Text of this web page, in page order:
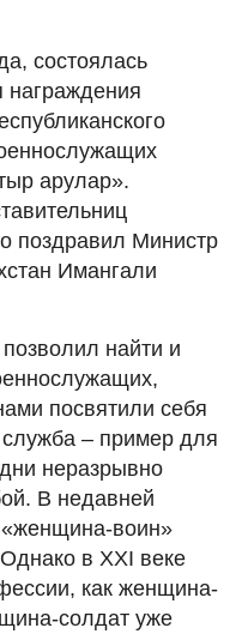
состоялась
награждения
арулар».
поздравил Министр
Имангали
найти и
посвятили себя
– пример для
неразрывно
В недавней
«женщина-воин»
в XXI веке
как женщина-
солдат уже